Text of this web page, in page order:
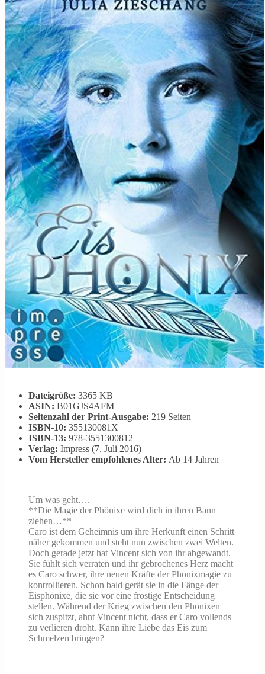
LYX
Verlage
Über Mich
Cookie-Richtlinie (EU)
2018
Carlsen
Impress
LYX
Verlage
Über Mich
Cookie-Richtlinie (EU)
Dateigröße: 3365 KB
ASIN: B01GJS4AFM
Seitenzahl der Print-Ausgabe: 219 Seiten
ISBN-10: 355130081X
ISBN-13: 978-3551300812
Verlag: Impress (7. Juli 2016)
Vom Hersteller empfohlenes Alter: Ab 14 Jahren
Um was geht….
**Die Magie der Phönixe wird dich in ihren Bann
ziehen…**
Caro ist dem Geheimnis um ihre Herkunft einen Schritt
näher gekommen und steht nun zwischen zwei Welten.
Doch gerade jetzt hat Vincent sich von ihr abgewandt.
Sie fühlt sich verraten und ihr gebrochenes Herz macht
es Caro schwer, ihre neuen Kräfte der Phönixmagie zu
kontrollieren. Schon bald gerät sie in die Fänge der
Eisphönixe, die sie vor eine frostige Entscheidung
stellen. Während der Krieg zwischen den Phönixen
sich zuspitzt, ahnt Vincent nicht, dass er Caro vollends
zu verlieren droht. Kann ihre Liebe das Eis zum
Schmelzen bringen?